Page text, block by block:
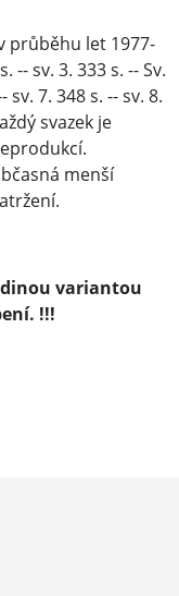
průběhu let 1977-
-- sv. 3. 333 s. -- Sv.
sv. 7. 348 s. -- sv. 8.
svazek je
menší
variantou
!!!